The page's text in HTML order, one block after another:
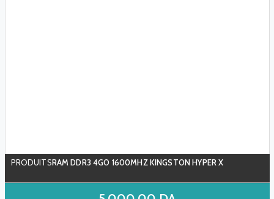
RAM DDR3 4GO 1600MHZ KINGSTON HYPER X